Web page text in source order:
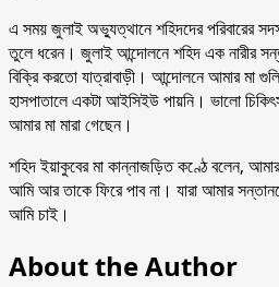
এ সময় জুলাই অভ্যুত্থানে শহিদদের পরিবারের
তুলে ধরেন। জুলাই আন্দোলনে শহিদ এক নারীর
বিক্রি করতো যাত্রাবাড়ী। আন্দোলনে আমার মা
হাসপাতালে একটা আইসিইউ পায়নি। ভালো
আমার মা মারা গেছেন।
শহিদ ইয়াকুবের মা কান্নাজড়িত কণ্ঠে বলেন,
আমি আর তাকে ফিরে পাব না। যারা আমার
আমি চাই।
About the Author